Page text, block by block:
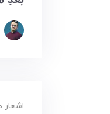
اشعار